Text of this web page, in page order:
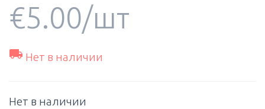
€5.00/шт
 Нет в наличии
Нет в наличии